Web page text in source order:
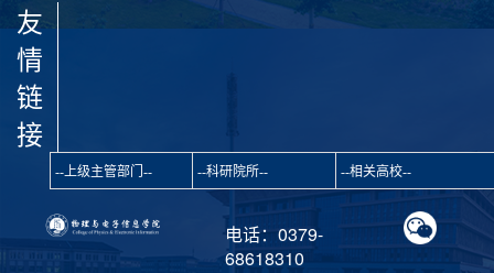
友
情
链
接
电话：0379-
68618310